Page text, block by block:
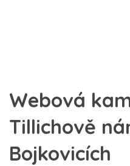
Webová
Tillichově
Bojkovicích